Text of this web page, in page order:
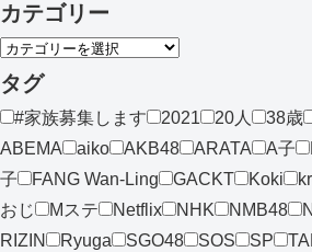
カテゴリー
タグ
#家族募集します 2021 20人 38歳
ABEMA
aiko AKB48 ARATA A子
子
FANG Wan-Ling GACKT Koki
おじ
Mステ Netflix NHK NMB48
RIZIN
Ryuga SGO48 SOS SP